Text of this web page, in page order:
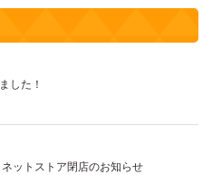
した！
ットストア閉店のお知らせ